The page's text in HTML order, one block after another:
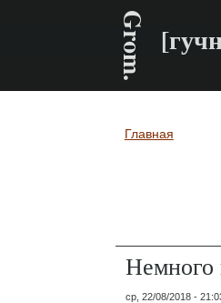
Grom.
Вы здесь
Главная
Немного
ср, 22/08/2018 -